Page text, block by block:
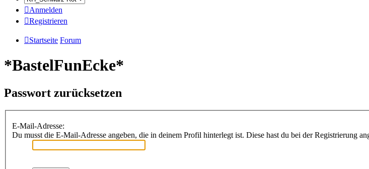
Anmelden
Registrieren
Startseite Forum
*BastelFunEcke*
Passwort zurücksetzen
E-Mail-Adresse:
Du musst die E-Mail-Adresse angeben, die in deinem Profil hinterlegt ist. Diese hast du bei der Registrierung